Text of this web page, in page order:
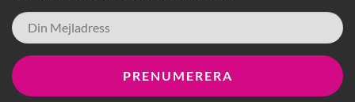
E-
post *